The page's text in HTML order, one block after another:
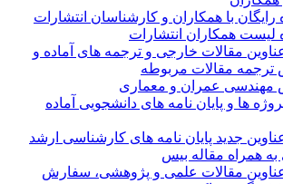
با همکاران و کارشناسان انتشارات
لیست همکاران انتشارات
مقالات خارجی و ترجمه های آماده و
مقالات مربوطه
عمران و معماری
ها و پایان نامه های دانشجویی آماده
جدید پایان نامه های کارشناسی ارشد
به همراه مقاله بیس
مقالات علمی و پژوهشی، سفارش